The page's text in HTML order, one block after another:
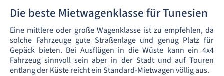
Die beste Mietwagenklasse für Tunesien
Eine mittlere oder große Wagenklasse ist zu empfehlen, da
solche Fahrzeuge gute Straßenlage und genug Platz für
Gepäck bieten. Bei Ausflügen in die Wüste kann ein 4x4
Fahrzeug sinnvoll sein aber in der Stadt und auf Touren
entlang der Küste reicht ein Standard-Mietwagen völlig aus.